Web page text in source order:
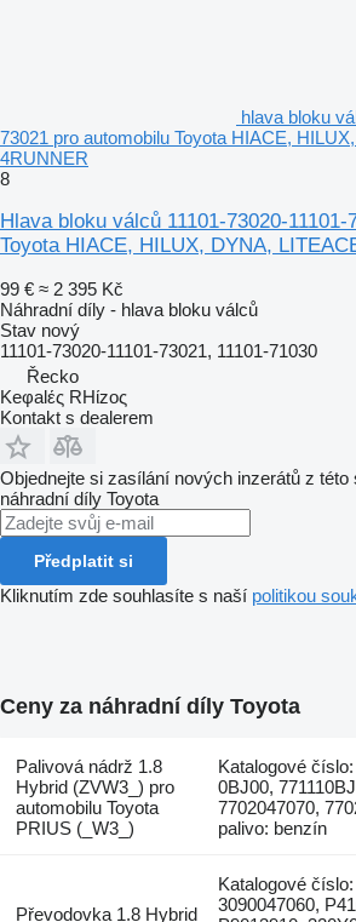
hlava bloku
73021 pro automobilu Toyota HIACE,
4RUNNER
8
Hlava bloku válců 11101-73020-
Toyota HIACE, HILUX, DYNA,
99 € ≈ 2 395 Kč
Náhradní díly - hlava bloku válců
Stav nový
11101-73020-11101-73021, 11101-71030
Řecko
Keφalές RHίzoς
Kontakt s dealerem
Objednejte si zasílání nových inzerátů z této
náhradní díly Toyota
Předplatit si
Kliknutím zde souhlasíte s naší politikou
Ceny za náhradní díly Toyota
Palivová nádrž 1.8
Hybrid (ZVW3_) pro
automobilu Toyota
PRIUS (_W3_)
Katalogové číslo:
0BJ00,
7702047070,
palivo: benzín
Převodovka 1.8 Hybrid
Katalogové číslo:
3090047060,